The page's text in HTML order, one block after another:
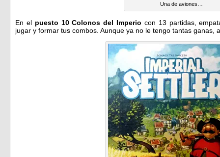
Una de aviones…
En el puesto 10 Colonos del Imperio con 13 partidas,
jugar y formar tus combos. Aunque ya no le tengo tantas ganas,